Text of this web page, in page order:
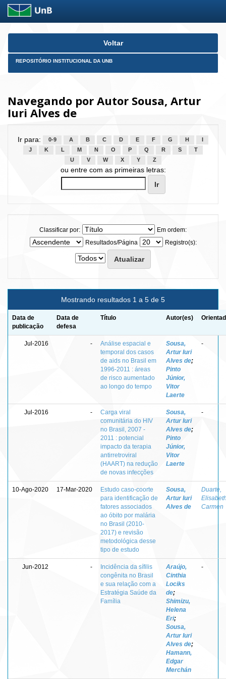
Skip
Voltar
REPOSITÓRIO INSTITUCIONAL DA UNB
Navegando por Autor Sousa, Artur
Iuri Alves de
Ir para: 0-9 A B C D E F G H
J
K L M N O P Q R S
T
U
V W X Y Z
ou entre com as primeiras letras:
Classificar por:
Em ordem:
Resultados/Página
Registro(s):
Mostrando resultados 1 a 5 de 5
Data de
publicação
Data de
defesa
Título Autor(es)
Jul-2016 -
Análise espacial e
temporal dos casos
de aids no Brasil em
1996-2011 : áreas
de risco aumentado
ao longo do tempo
Sousa,
Artur Iuri
Alves de;
Pinto
Júnior,
Vitor
Laerte
-
Jul-2016 -
Carga viral
comunitária do HIV
no Brasil, 2007 -
2011 : potencial
impacto da terapia
antirretroviral
(HAART) na redução
de novas infecções
Sousa,
Artur Iuri
Alves de;
Pinto
Júnior,
Vitor
Laerte
-
10-Ago-2020 17-Mar-2020
Estudo caso-coorte
para identificação de
fatores associados
ao óbito por malária
no Brasil (2010-
2017) e revisão
metodológica desse
tipo de estudo
Sousa,
Artur Iuri
Alves de
Duarte,
Carmen
Jun-2012 -
Incidência da sífilis
congênita no Brasil
e sua relação com a
Estratégia Saúde da
Família
Araújo,
Cinthia
Lociks
de;
Shimizu,
Helena
Eri;
Sousa,
Artur Iuri
Alves de;
Hamann,
Edgar
Merchán
-